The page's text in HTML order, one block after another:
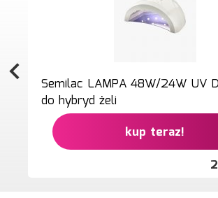
Semilac LAMPA 48W/24W UV
do hybryd żeli
kup teraz!